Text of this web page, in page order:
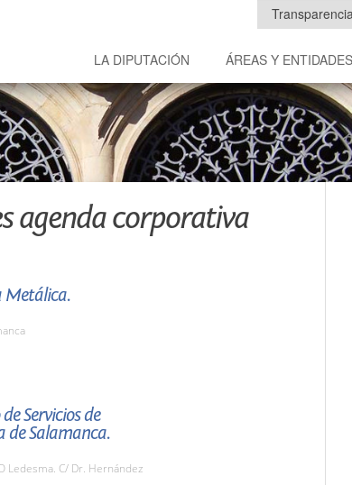
LA DIPUTACIÓN ÁREAS Y ENTIDADES
agenda corporativa
Metálica.
Servicios de
de Salamanca.
Ledesma. C/ Dr. Hernández